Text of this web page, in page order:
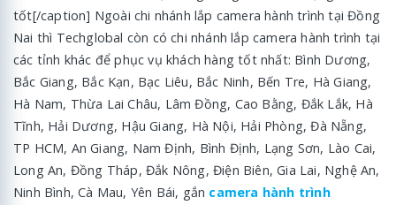
tốt[/caption] Ngoài chi nhánh lắp camera hành trình tại Đồng
Nai thì Techglobal còn có chi nhánh lắp camera hành trình tại
các tỉnh khác để phục vụ khách hàng tốt nhất: Bình Dương,
Bắc Giang, Bắc Kạn, Bạc Liêu, Bắc Ninh, Bến Tre, Hà Giang,
Hà Nam, Thừa Lai Châu, Lâm Đồng, Cao Bằng, Đắk Lắk, Hà
Tĩnh, Hải Dương, Hậu Giang, Hà Nội, Hải Phòng, Đà Nẵng,
TP HCM, An Giang, Nam Định, Bình Định, Lạng Sơn, Lào Cai,
Long An, Đồng Tháp, Đắk Nông, Điện Biên, Gia Lai, Nghệ An,
Ninh Bình, Cà Mau, Yên Bái, gắn camera hành trình